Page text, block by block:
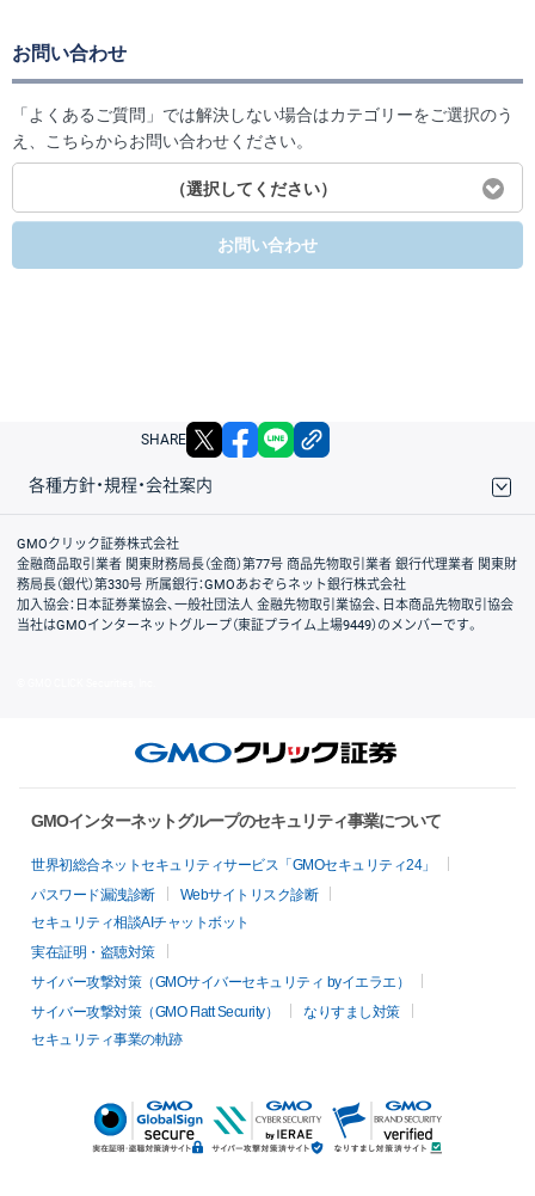
お問い合わせ
「よくあるご質問」では解決しない場合はカテゴリーをご選択のう
え、こちらからお問い合わせください。
（選択してください）
お問い合わせ
SHARE X facebook
各種方針・規程・会社案内
取引規程・約款
サイトマップ
その他のご案内
個人情報保護方針
最良執行方針
サイトのご利用について
ディスクレイマー
信託保全
リスク説明
会社案内
GMOクリック証券株式会社
金融商品取引業者 関東財務局長（金商）第77号 商品先物取引業者 銀行代理業者 関東財
務局長（銀代）第330号 所属銀行：GMOあおぞらネット銀行株式会社
加入協会：日本証券業協会、一般社団法人 金融先物取引業協会、日本商品先物取引協会
当社はGMOインターネットグループ（東証プライム上場9449）のメンバーです。
GMOインターネットグループのセキュリティ事業について
世界初総合ネットセキュリティサービス「GMOセキュリティ24」
パスワード漏洩診断
Webサイトリスク診断
セキュリティ相談AIチャットボット
実在証明・盗聴対策
サイバー攻撃対策（GMOサイバーセキュリティ byイエラエ）
サイバー攻撃対策（GMO Flatt Security）
なりすまし対策
セキュリティ事業の軌跡